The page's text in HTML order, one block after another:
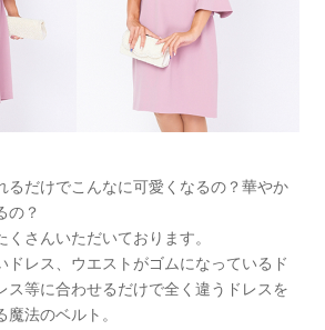
るだけでこんなに可愛くなるの？華やか
の？
さんいただいております。
ドレス、ウエストがゴムになっているド
ス等に合わせるだけで全く違うドレスを
法のベルト。